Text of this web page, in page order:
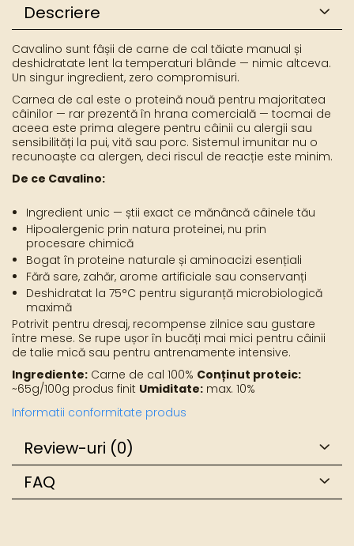
Descriere
Cavalino sunt fâșii de carne de cal tăiate manual și
deshidratate lent la temperaturi blânde — nimic altceva.
Un singur ingredient, zero compromisuri.
Carnea de cal este o proteină nouă pentru majoritatea
câinilor — rar prezentă în hrana comercială — tocmai de
aceea este prima alegere pentru câinii cu alergii sau
sensibilități la pui, vită sau porc. Sistemul imunitar nu o
recunoaște ca alergen, deci riscul de reacție este minim.
De ce Cavalino:
Ingredient unic — știi exact ce mănâncă câinele tău
Hipoalergenic prin natura proteinei, nu prin
procesare chimică
Bogat în proteine naturale și aminoacizi esențiali
Fără sare, zahăr, arome artificiale sau conservanți
Deshidratat la 75°C pentru siguranță microbiologică
maximă
Potrivit pentru dresaj, recompense zilnice sau gustare
între mese. Se rupe ușor în bucăți mai mici pentru câinii
de talie mică sau pentru antrenamente intensive.
Ingrediente: Carne de cal 100% Conținut proteic:
~65g/100g produs finit Umiditate: max. 10%
Informatii conformitate produs
Review-uri (0)
FAQ